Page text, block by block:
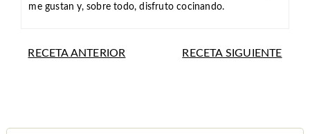
me gustan y, sobre todo, disfruto cocinando.
RECETA ANTERIOR RECETA SIGUIENTE